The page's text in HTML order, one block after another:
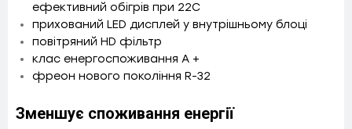
ефективний обігрів при 22С
прихований LED дисплей у внутрішньому блоці
повітряний HD фільтр
клас енергоспоживання А +
фреон нового покоління R-32
Зменшує споживання енергії